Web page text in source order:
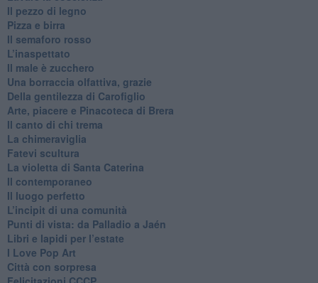
​Il pezzo di legno
​Pizza e birra
​Il semaforo rosso
​L’inaspettato
​Il male è zucchero
​Una borraccia olfattiva, grazie
​Della gentilezza di Carofiglio
Arte, piacere e Pinacoteca di Brera
​Il canto di chi trema
La chimeraviglia
​Fatevi scultura
​La violetta di Santa Caterina
​Il contemporaneo
​Il luogo perfetto
​L’incipit di una comunità
Punti di vista: da Palladio a Jaén
​Libri e lapidi per l’estate
​I Love Pop Art
Città con sorpresa